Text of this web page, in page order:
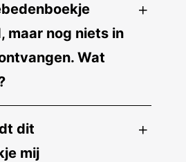
maar nog niets in
Wat
dit
mij